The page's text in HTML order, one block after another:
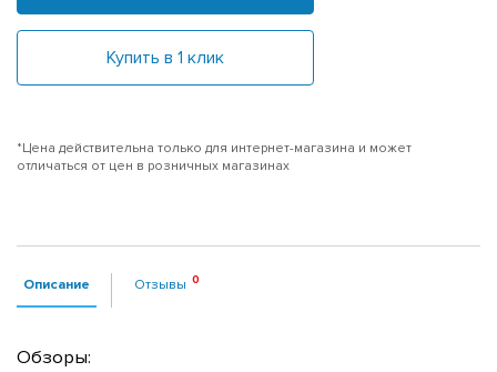
Купить в 1 клик
*Цена действительна только для интернет-магазина и может
отличаться от цен в розничных магазинах
Описание Отзывы
Обзоры: